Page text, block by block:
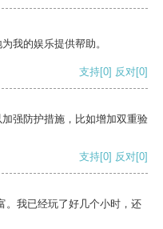
我的娱乐提供帮助。
支持[0] 反对[0]
强防护措施，比如增加双重验
支持[0] 反对[0]
。我已经玩了好几个小时，还